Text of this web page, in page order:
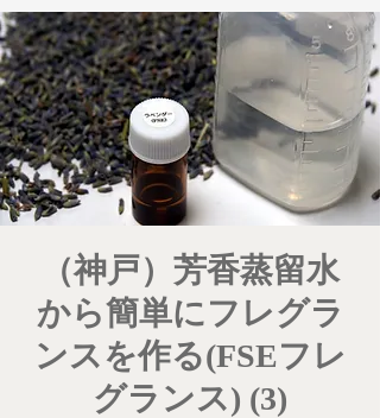
（神戸）芳香蒸留水
から簡単にフレグラ
ンスを作る(FSEフレ
グランス) (3)